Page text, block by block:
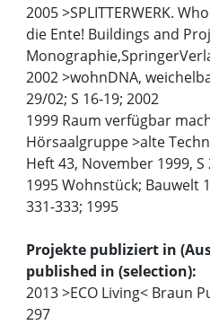
2005 >SPLITTERWERK.
die Ente! Buildings and
2002 >wohnDNA,
29/02; S 16-19; 2002
1999 Raum verfügbar
Hörsaalgruppe >alte
Heft 43, November 1999, S
1995 Wohnstück; Bauwelt
331-333; 1995
Projekte publiziert in
published in (selection):
2013 >ECO Living< Braun
297